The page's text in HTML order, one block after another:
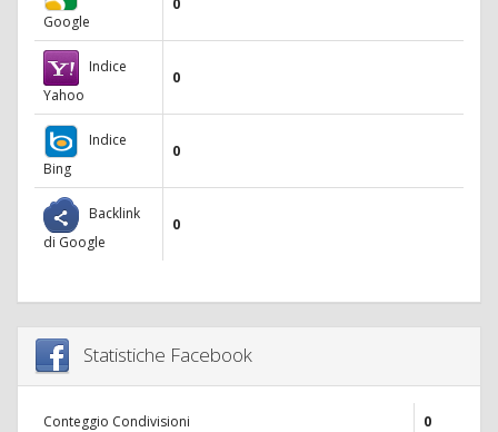
Google
Indice
Yahoo
0
Indice
Bing
0
Backlink
di Google
0
Statistiche Facebook
Conteggio Condivisioni
0